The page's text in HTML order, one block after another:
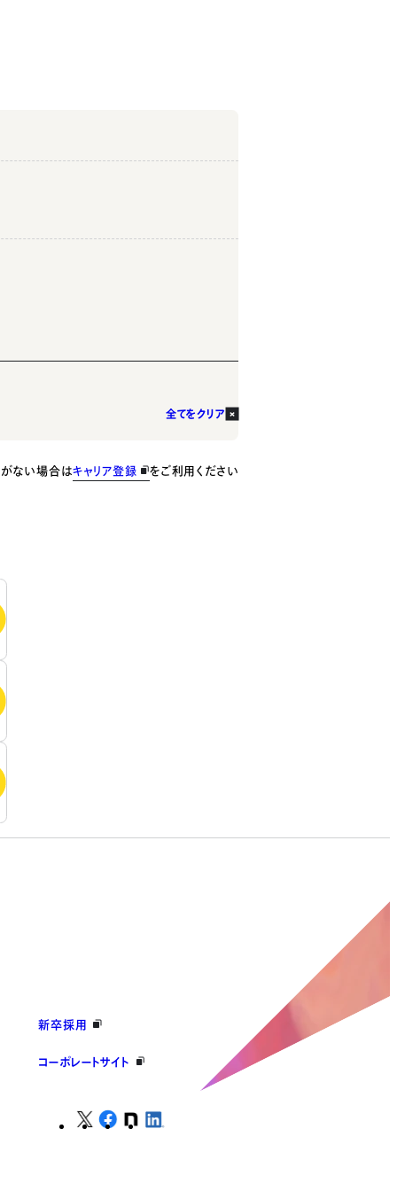
全てをクリア
ない場合はキャリア登録 をご利用ください
新卒採用
コーポレートサイト